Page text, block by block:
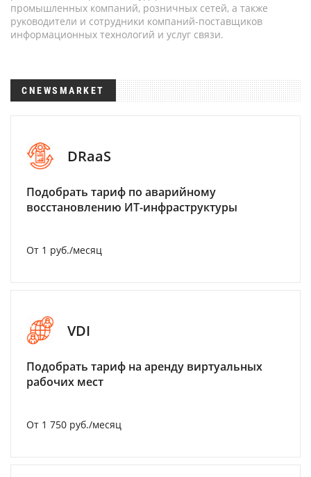
промышленных компаний, розничных сетей, а также
руководители и сотрудники компаний-поставщиков
информационных технологий и услуг связи.
CNEWSMARKET
DRaaS
Подобрать тариф по аварийному
восстановлению ИТ-инфраструктуры
От 1 руб./месяц
VDI
Подобрать тариф на аренду виртуальных
рабочих мест
От 1 750 руб./месяц